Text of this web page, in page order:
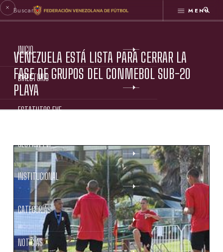
MENÚ
INICIO
DIRECTORIO
ESTATUTOS FVF
GESTIÓN FVF
INSTITUCIONAL
CATEGORÍAS
NOTICIAS
VENEZUELA ESTÁ LISTA PARA CERRAR LA
FASE DE GRUPOS DEL CONMEBOL SUB-20
PLAYA